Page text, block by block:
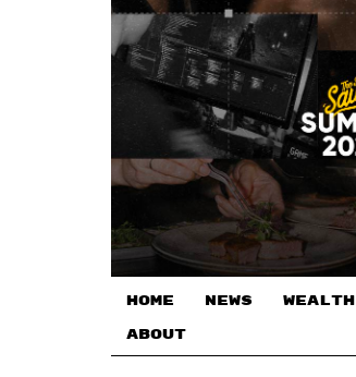
HOME NEWS WEALTH
ABOUT